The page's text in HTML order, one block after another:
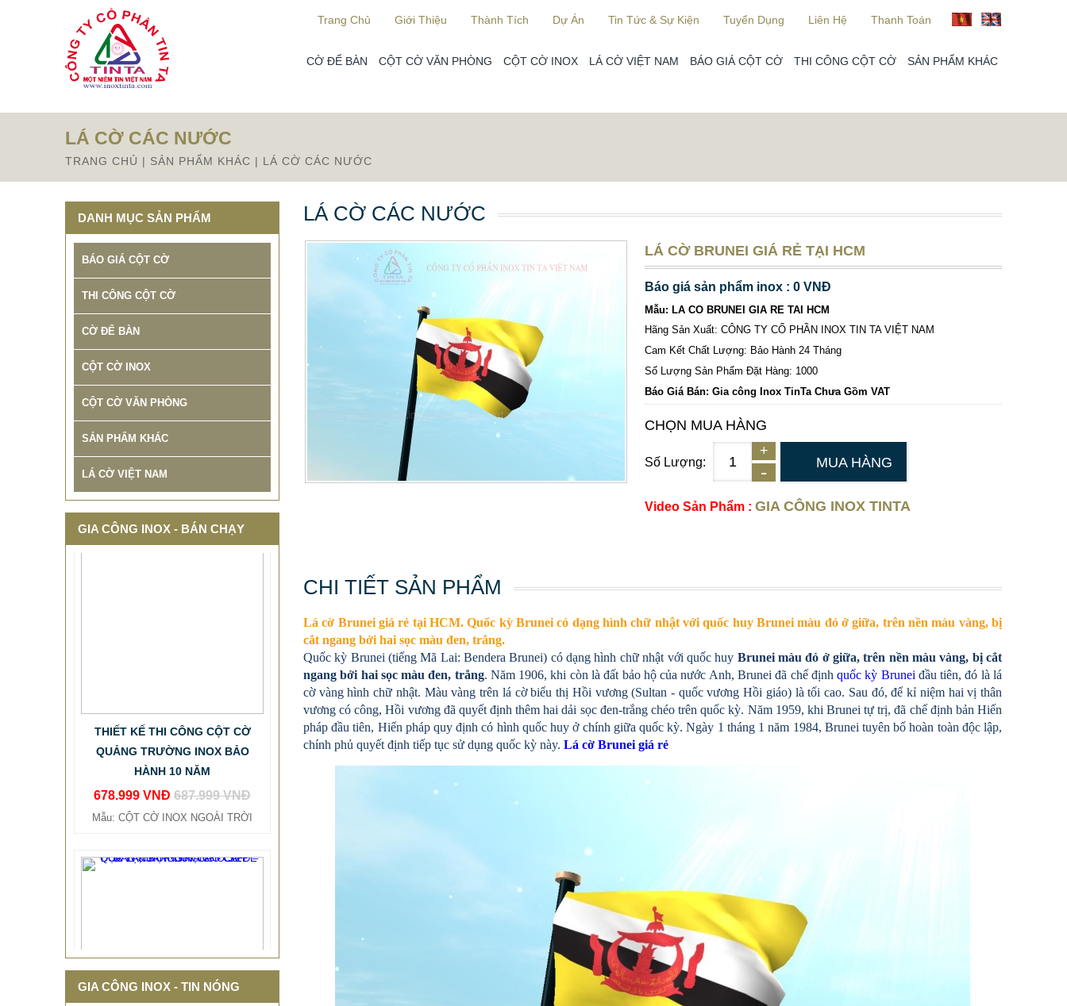
Trang Chủ Giới Thiệu Thành Tích Dự Án Tin Tức & Sự Kiện Tuyển Dụng Liên Hệ Thanh Toán
CỜ ĐỂ BÀN CỘT CỜ VĂN PHÒNG CỘT CỜ INOX LÁ CỜ VIỆT NAM BÁO GIÁ CỘT CỜ THI CÔNG CỘT CỜ SẢN PHẨM KHÁC
Từ mục này trở xuống là mã nguồn Zalo
LÁ CỜ CÁC NƯỚC
TRANG CHỦ | SẢN PHẨM KHÁC | LÁ CỜ CÁC NƯỚC
LÁ CỜ CÁC NƯỚC
LÁ CỜ BRUNEI GIÁ RẺ TẠI HCM
Báo giá sản phẩm inox : 0 VNĐ
Mẫu: LA CO BRUNEI GIA RE TAI HCM
Hãng Sản Xuất: CÔNG TY CỔ PHẦN INOX TIN TA VIỆT NAM
Cam Kết Chất Lượng: Bảo Hành 24 Tháng
Số Lượng Sản Phẩm Đặt Hàng: 1000
Báo Giá Bán: Gia công Inox TinTa Chưa Gồm VAT
CHỌN MUA HÀNG
Số Lượng: MUA HÀNG
Video Sản Phẩm : GIA CÔNG INOX TINTA
CHI TIẾT SẢN PHẨM
Lá cờ Brunei giá rẻ tại HCM. Quốc kỳ Brunei có dạng hình chữ nhật với quốc huy Brunei màu đỏ ở giữa, trên nền màu vàng, bị
cắt ngang bởi hai sọc màu đen, trắng.
Quốc kỳ Brunei (tiếng Mã Lai: Bendera Brunei) có dạng hình chữ nhật với quốc huy Brunei màu đỏ ở giữa, trên nền màu vàng, bị cắt
ngang bởi hai sọc màu đen, trắng. Năm 1906, khi còn là đất bảo hộ của nước Anh, Brunei đã chế địnhquốc kỳ Brunei đầu tiên, đó là lá
cờ vàng hình chữ nhật. Màu vàng trên lá cờ biểu thị Hồi vương (Sultan - quốc vương Hồi giáo) là tối cao. Sau đó, để kỉ niệm hai vị thân
vương có công, Hồi vương đã quyết định thêm hai dải sọc đen-trắng chéo trên quốc kỳ. Năm 1959, khi Brunei tự trị, đã chế định bản Hiến
pháp đầu tiên, Hiến pháp quy định có hình quốc huy ở chính giữa quốc kỳ. Ngày 1 tháng 1 năm 1984, Brunei tuyên bố hoàn toàn độc lập,
chính phủ quyết định tiếp tục sử dụng quốc kỳ này. Lá cờ Brunei giá rẻ
DANH MỤC SẢN PHẨM
BÁO GIÁ CỘT CỜ
THI CÔNG CỘT CỜ
CỜ ĐỂ BÀN
CỘT CỜ INOX
CỘT CỜ VĂN PHÒNG
SẢN PHẨM KHÁC
LÁ CỜ VIỆT NAM
GIA CÔNG INOX - BÁN CHẠY
QUẢNG TRƯỜNG INOX BẢO
HÀNH 10 NĂM
678.999 VNĐ687.999 VNĐ
Mẫu: CỘT CỜ INOX NGOÀI TRỜI
GIA CÔNG INOX - TIN NÓNG